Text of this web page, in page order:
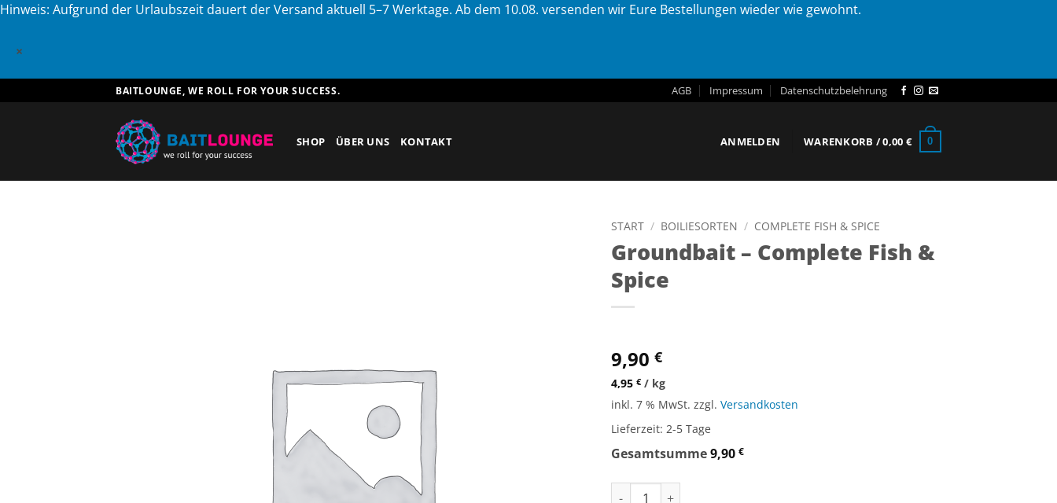
Hinweis: Aufgrund der Urlaubszeit dauert der Versand aktuell 5–7 Werktage. Ab dem 10.08. versenden wir Eure Bestellungen wieder wie gewohnt.
×
Inhalt
BAITLOUNGE, WE ROLL FOR YOUR SUCCESS. AGB Impressum Datenschutzbelehrung
SHOP ÜBER UNS KONTAKT ANMELDEN WARENKORB /0,00 € 0
START / BOILIESORTEN / COMPLETE FISH & SPICE
Groundbait – Complete Fish &
Spice
9,90 €
4,95 € / kg
inkl. 7 % MwSt. zzgl. Versandkosten
Lieferzeit: 2-5 Tage
Gesamtsumme9,90 €
Groundbait - Complete Fish & Spice Menge